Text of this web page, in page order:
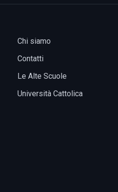
Chi siamo
Contatti
Le Alte Scuole
Università Cattolica